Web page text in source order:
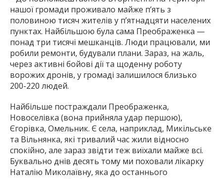
нашої громади проживало майже п’ять з
половиною тисяч жителів у п’ятнадцяти населених
пунктах. Найбільшою була сама Преображенка —
понад три тисячі мешканців. Люди працювали, ми
робили ремонти, будували плани. Зараз, на жаль,
через активні бойові дії та щоденну роботу
ворожих дронів, у громаді залишилося близько
200-220 людей.
Найбільше постраждали Преображенка,
Новоселівка (вона прийняла удар першою),
Єгорівка, Омельник. Є села, наприклад, Микільське
та Вільнянка, які тривалий час жили відносно
спокійно, але зараз звідти теж виїхали майже всі.
Буквально днів десять тому ми поховали лікарку
Наталію Миколаївну, яка до останнього